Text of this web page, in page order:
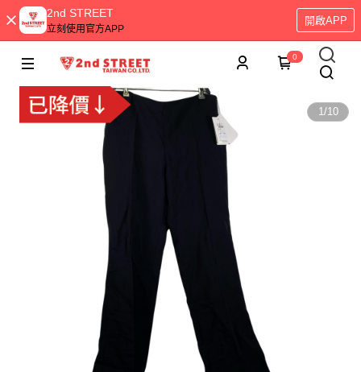
2nd STREET
立刻使用官方APP
開啟APP
0
1/10